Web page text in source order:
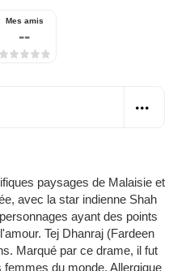
Mes amis
--
paysages de Malaisie et
avec la star indienne Shah
ayant des points
Tej Dhanraj (Fardeen
Marqué par ce drame, il fut
du monde. Allergique